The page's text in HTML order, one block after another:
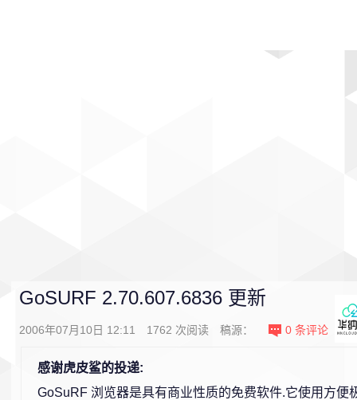
GoSURF 2.70.607.6836 更新
2006年07月10日 12:11 1762 次阅读 稿源： 0 条评论
感谢虎皮鲨的投递:
GoSuRF 浏览器是具有商业性质的免费软件.它使用方便